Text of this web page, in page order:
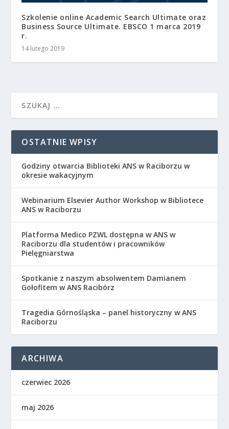
Szkolenie online Academic Search Ultimate oraz
Business Source Ultimate. EBSCO 1 marca 2019
r.
14 lutego 2019
OSTATNIE WPISY
Godziny otwarcia Biblioteki ANS w Raciborzu w
okresie wakacyjnym
Webinarium Elsevier Author Workshop w Bibliotece
ANS w Raciborzu
Platforma Medico PZWL dostępna w ANS w
Raciborzu dla studentów i pracowników
Pielęgniarstwa
Spotkanie z naszym absolwentem Damianem
Gołofitem w ANS Racibórz
Tragedia Górnośląska – panel historyczny w ANS
Raciborzu
ARCHIWA
czerwiec 2026
maj 2026